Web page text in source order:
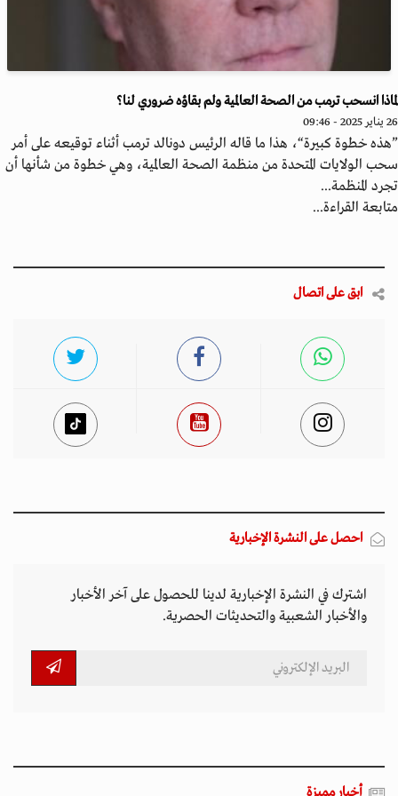
انسحب ترمب من الصحة العالمية ولم بقاؤه ضروري لنا؟
09:46
خطوة كبيرة“، هذا ما قاله الرئيس دونالد ترمب أثناء توقيعه على أمر
الولايات المتحدة من منظمة الصحة العالمية، وهي خطوة من شأنها أن
المنظمة...
القراءة...
ابق على اتصال
احصل على النشرة الإخبارية
اشترك في النشرة الإخبارية لدينا للحصول على آخر الأخبار
والأخبار الشعبية والتحديثات الحصرية.
أخبار مميزة